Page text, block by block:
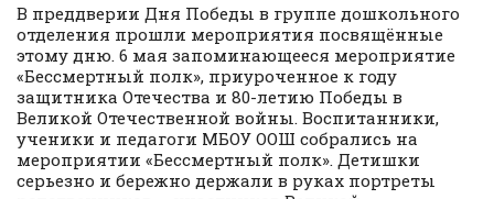
В преддверии Дня Победы в группе дошкольного
отделения прошли мероприятия посвящённые
этому дню. 6 мая запоминающееся мероприятие
«Бессмертный полк», приуроченное к году
защитника Отечества и 80-летию Победы в
Великой Отечественной войны. Воспитанники,
ученики и педагоги МБОУ ООШ собрались на
мероприятии «Бессмертный полк». Детишки
серьезно и бережно держали в руках портреты